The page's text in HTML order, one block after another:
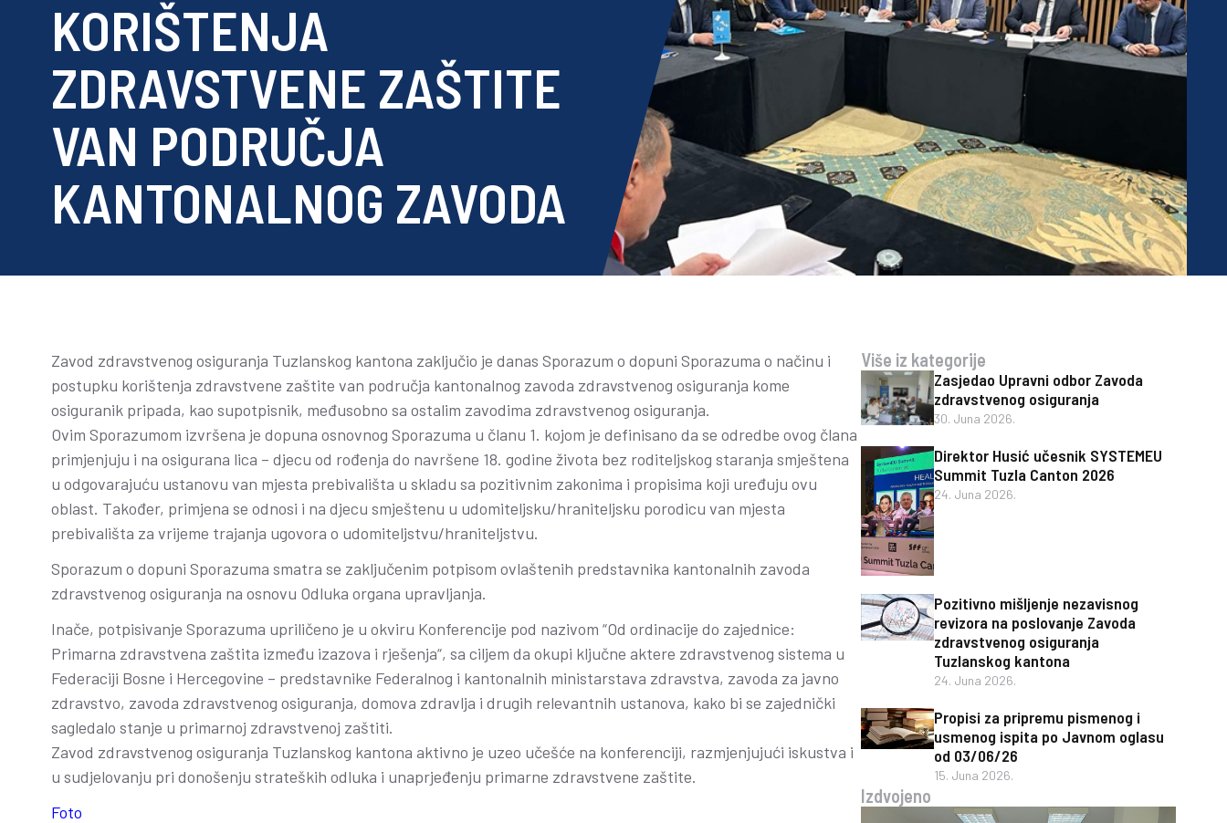
KORIŠTENJA
ZDRAVSTVENE ZAŠTITE
VAN PODRUČJA
KANTONALNOG ZAVODA
Zavod zdravstvenog osiguranja Tuzlanskog kantona zaključio je danas Sporazum o dopuni Sporazuma o načinu i
postupku korištenja zdravstvene zaštite van područja kantonalnog zavoda zdravstvenog osiguranja kome
osiguranik pripada, kao supotpisnik, međusobno sa ostalim zavodima zdravstvenog osiguranja.
Ovim Sporazumom izvršena je dopuna osnovnog Sporazuma u članu 1. kojom je definisano da se odredbe ovog člana
primjenjuju i na osigurana lica – djecu od rođenja do navršene 18. godine života bez roditeljskog staranja smještena
u odgovarajuću ustanovu van mjesta prebivališta u skladu sa pozitivnim zakonima i propisima koji uređuju ovu
oblast. Također, primjena se odnosi i na djecu smještenu u udomiteljsku/hraniteljsku porodicu van mjesta
prebivališta za vrijeme trajanja ugovora o udomiteljstvu/hraniteljstvu.
Sporazum o dopuni Sporazuma smatra se zaključenim potpisom ovlaštenih predstavnika kantonalnih zavoda
zdravstvenog osiguranja na osnovu Odluka organa upravljanja.
Inače, potpisivanje Sporazuma upriličeno je u okviru Konferencije pod nazivom “Od ordinacije do zajednice:
Primarna zdravstvena zaštita između izazova i rješenja“, sa ciljem da okupi ključne aktere zdravstvenog sistema u
Federaciji Bosne i Hercegovine – predstavnike Federalnog i kantonalnih ministarstava zdravstva, zavoda za javno
zdravstvo, zavoda zdravstvenog osiguranja, domova zdravlja i drugih relevantnih ustanova, kako bi se zajednički
sagledalo stanje u primarnoj zdravstvenoj zaštiti.
Zavod zdravstvenog osiguranja Tuzlanskog kantona aktivno je uzeo učešće na konferenciji, razmjenjujući iskustva i
u sudjelovanju pri donošenju strateških odluka i unaprjeđenju primarne zdravstvene zaštite.
Foto
Više iz kategorije
Zasjedao Upravni odbor Zavoda
zdravstvenog osiguranja
30. Juna 2026.
Direktor Husić učesnik SYSTEMEU
Summit Tuzla Canton 2026
24. Juna 2026.
Pozitivno mišljenje nezavisnog
revizora na poslovanje Zavoda
zdravstvenog osiguranja
Tuzlanskog kantona
24. Juna 2026.
Propisi za pripremu pismenog i
usmenog ispita po Javnom oglasu
od 03/06/26
15. Juna 2026.
Izdvojeno